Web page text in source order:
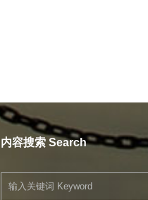
内容搜索 Search